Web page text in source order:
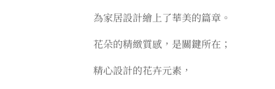
為家居設計繪上了華美的篇章。
花朵的精緻質感，是關鍵所在；
精心設計的花卉元素，